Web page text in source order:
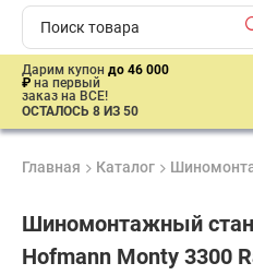
Дарим купон до 46 000
₽ на первый
заказ на ВСЕ!
ОСТАЛОСЬ 8 ИЗ 50
Главная Каталог
Шиномонтажный
Hofmann Monty 3300